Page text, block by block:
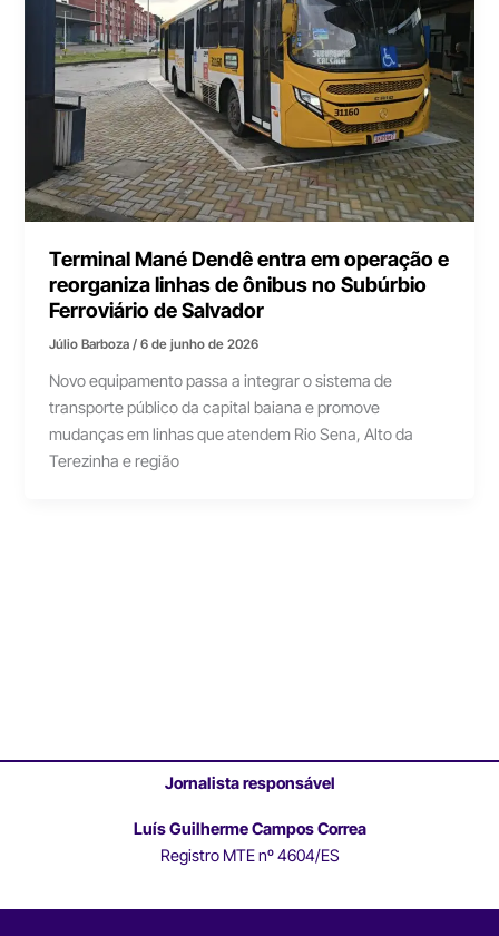
Terminal Mané Dendê entra em operação e
reorganiza linhas de ônibus no Subúrbio
Ferroviário de Salvador
Júlio Barboza/6 de junho de 2026
Novo equipamento passa a integrar o sistema de
transporte público da capital baiana e promove
mudanças em linhas que atendem Rio Sena, Alto da
Terezinha e região
Jornalista responsável
Luís Guilherme Campos Correa
Registro MTE nº 4604/ES